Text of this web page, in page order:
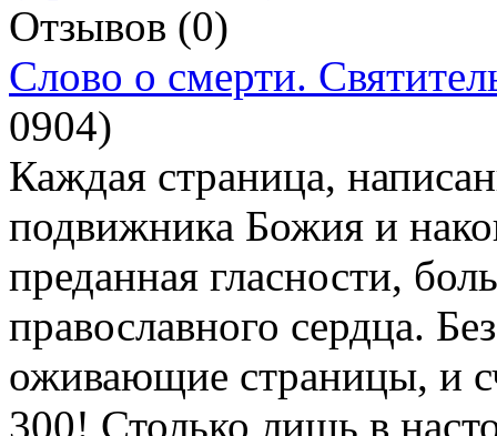
Отзывов (0)
Слово о смерти.
0904)
Каждая страница,
подвижника Божия и
преданная гласности,
православного сердца.
оживающие страницы, и
300! Столько лишь в